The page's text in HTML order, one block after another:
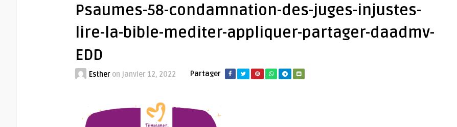
Psaumes-58-condamnation-des-juges-injustes-
lire-la-bible-mediter-appliquer-partager-daadmv-
EDD
Esther on janvier 12, 2022 Partager